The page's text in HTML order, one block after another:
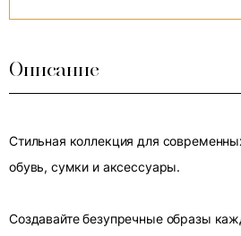
Описание
Стильная коллекция для
обувь, сумки и аксессуары.
Создавайте безупречные образы